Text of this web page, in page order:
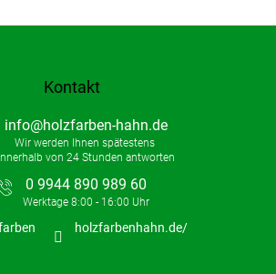
Kontakt
info@holzfarben-hahn.de
0 9944 890 989 60
holzfarbenhahn.de/